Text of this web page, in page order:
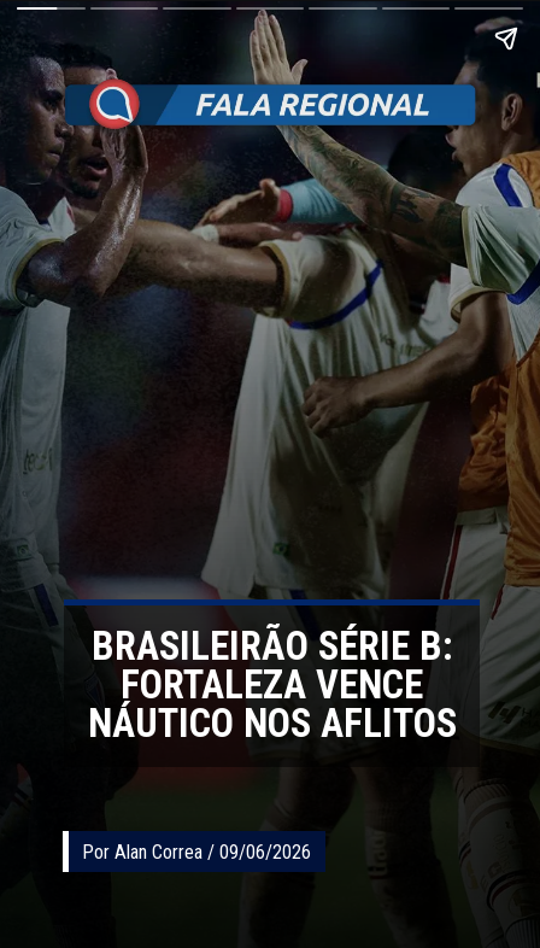
Por Alan Correa / 09/06/2026
Por Alan Correa / 09/06/2026
BRASILEIRÃO SÉRIE B:
FORTALEZA VENCE
NÁUTICO NOS AFLITOS